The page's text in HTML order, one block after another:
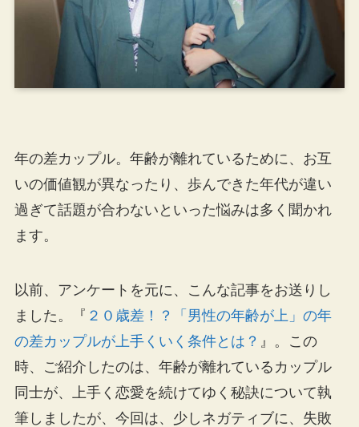
年の差カップル。年齢が離れているために、お互
いの価値観が異なったり、歩んできた年代が違い
過ぎて話題が合わないといった悩みは多く聞かれ
ます。
以前、アンケートを元に、こんな記事をお送りし
ました。『 ２０歳差！？「男性の年齢が上」の年
の差カップルが上手くいく条件とは？ 』。この
時、ご紹介したのは、年齢が離れているカップル
同士が、上手く恋愛を続けてゆく秘訣について執
筆しましたが、今回は、少しネガティブに、失敗